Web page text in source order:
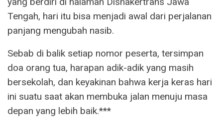
Tengah, hari itu bisa menjadi awal dari perjalanan
panjang mengubah nasib.
Sebab di balik setiap nomor peserta, tersimpan
doa orang tua, harapan adik-adik yang masih
bersekolah, dan keyakinan bahwa kerja keras hari
ini suatu saat akan membuka jalan menuju masa
depan yang lebih baik.***